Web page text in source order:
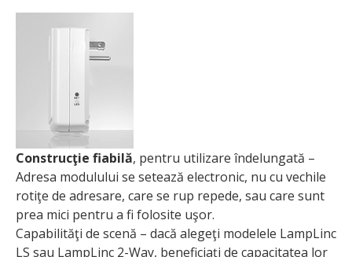
Construcţie fiabilă, pentru utilizare îndelungată –
Adresa modulului se setează electronic, nu cu vechile
rotiţe de adresare, care se rup repede, sau care sunt
prea mici pentru a fi folosite uşor.
Capabilităţi de scenă – dacă alegeţi modelele LampLinc
LS sau LampLinc 2-Way, beneficiaţi de capacitatea lor